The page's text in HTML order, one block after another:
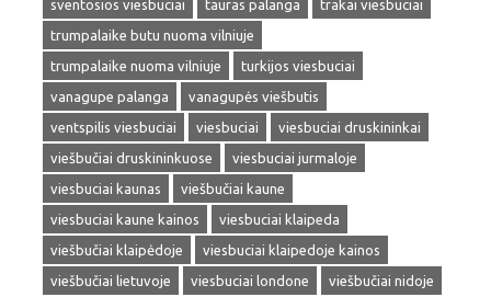
sventosios viesbuciai
tauras palanga
trakai viesbuciai
trumpalaike butu nuoma vilniuje
trumpalaike nuoma vilniuje
turkijos viesbuciai
vanagupe palanga
vanagupės viešbutis
ventspilis viesbuciai
viesbuciai
viesbuciai druskininkai
viešbučiai druskininkuose
viesbuciai jurmaloje
viesbuciai kaunas
viešbučiai kaune
viesbuciai kaune kainos
viesbuciai klaipeda
viešbučiai klaipėdoje
viesbuciai klaipedoje kainos
viešbučiai lietuvoje
viesbuciai londone
viešbučiai nidoje